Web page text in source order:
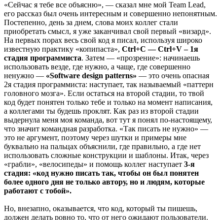
«Сейчас я тебе все объясню», — сказал мне мой Team Lead,
его рассказ был очень интересным и совершенно непонятным.
Постепенно, день за днем, слова моих коллег стали
приобретать смысл, я уже заканчивал свой первый «визард».
На первых порах весь свой код я писал, используя широко
известную практику «копипаста», Ctrl+C — Ctrl+V – 1я
стадия программиста. Затем — «прозрение»: начинаешь
использовать везде, где нужно, а чаще, где совершенно
ненужно — «Software design patterns» — это очень опасная
2я стадия программиста: наступает, так называемый «паттерн
головного мозга». Если остаться на второй стадии, то твой
код будет понятен только тебе и только на момент написания,
а коллегами ты будешь проклят. Как раз из второй стадии
выдернула меня моя команда, вот тут я понял по-настоящему,
что значит командная разработка. «Так писать не нужно» —
это не аргумент, поэтому через шутки и примеры мне
буквально на пальцах объяснили, где правильно, а где нет
использовать сложные конструкции и шаблоны. Итак, через
«грабли», «велосипеды» и помощь коллег наступает 3-я
стадия: «код нужно писать так, чтобы он был понятен
более одного дня не только автору, но и людям, которые
работают с тобой».
Но, внезапно, оказывается, что код, который ты пишешь,
должен делать ровно то, что от него ожидают пользователи.